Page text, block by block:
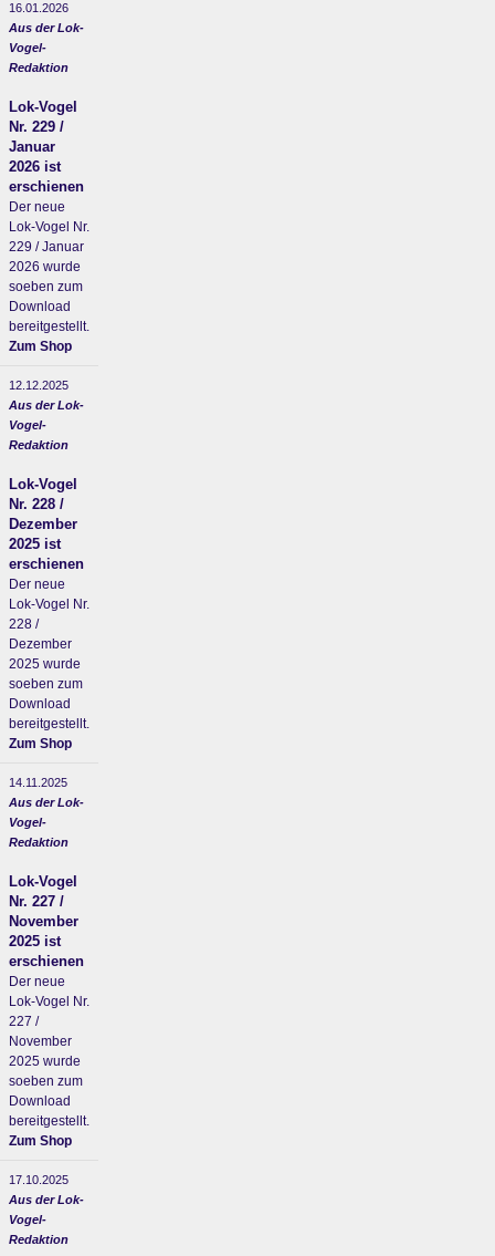
16.01.2026
Aus der Lok-
Vogel-
Redaktion
Lok-Vogel
Nr. 229 /
Januar
2026 ist
erschienen
Der neue
Lok-Vogel Nr.
229 / Januar
2026 wurde
soeben zum
Download
bereitgestellt.
Zum Shop
12.12.2025
Aus der Lok-
Vogel-
Redaktion
Lok-Vogel
Nr. 228 /
Dezember
2025 ist
erschienen
Der neue
Lok-Vogel Nr.
228 /
Dezember
2025 wurde
soeben zum
Download
bereitgestellt.
Zum Shop
14.11.2025
Aus der Lok-
Vogel-
Redaktion
Lok-Vogel
Nr. 227 /
November
2025 ist
erschienen
Der neue
Lok-Vogel Nr.
227 /
November
2025 wurde
soeben zum
Download
bereitgestellt.
Zum Shop
17.10.2025
Aus der Lok-
Vogel-
Redaktion